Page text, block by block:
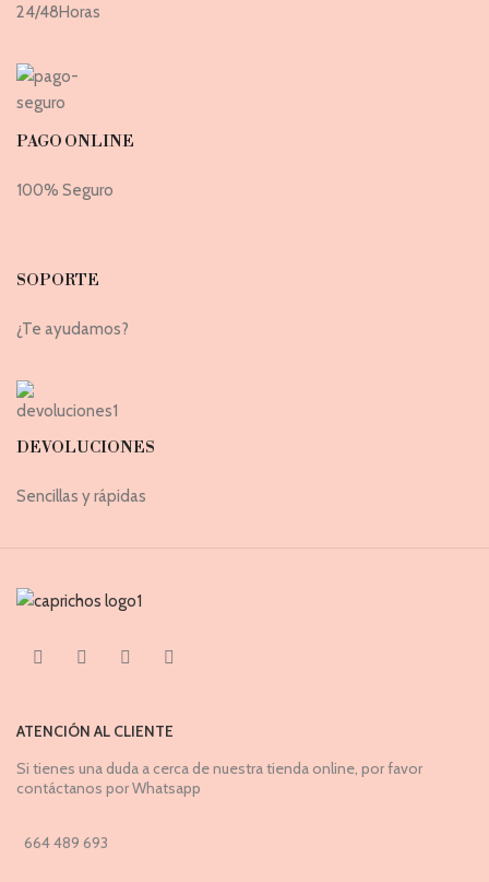
24/48Horas
PAGO ONLINE
100% Seguro
SOPORTE
¿Te ayudamos?
DEVOLUCIONES
Sencillas y rápidas
ATENCIÓN AL CLIENTE
Si tienes una duda a cerca de nuestra tienda online, por favor
contáctanos por Whatsapp
664 489 693